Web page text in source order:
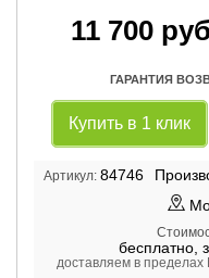
11 700
ГАРАНТИЯ
Купить в 1 клик
Артикул: 84746
бесплатно,
доставляем в